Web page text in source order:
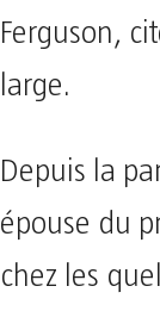
Ferguson,
large.
Depuis la
épouse du
chez les